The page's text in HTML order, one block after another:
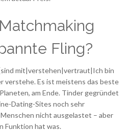
Fling?
mit|verstehen|vertraut|Ich bin
verstehe. Es ist meistens das beste
am Ende. Tinder gegründet
Dating-Sites noch sehr
nicht ausgelastet – aber
Funktion hat was.